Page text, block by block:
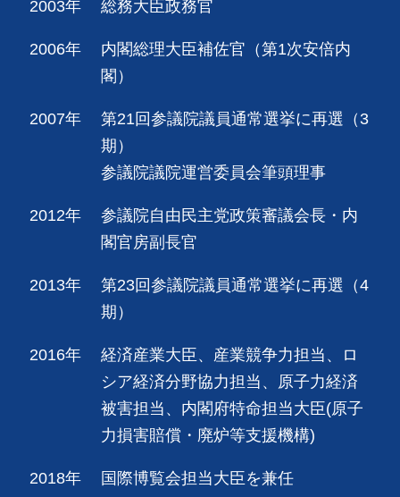
2003年 総務大臣政務官
2006年
内閣総理大臣補佐官（第1次安倍内
閣）
2007年
第21回参議院議員通常選挙に再選（3
期）
参議院議院運営委員会筆頭理事
2012年
参議院自由民主党政策審議会長・内
閣官房副長官
2013年
第23回参議院議員通常選挙に再選（4
期）
2016年
経済産業大臣、産業競争力担当、ロ
シア経済分野協力担当、原子力経済
被害担当、内閣府特命担当大臣(原子
力損害賠償・廃炉等支援機構)
2018年 国際博覧会担当大臣を兼任